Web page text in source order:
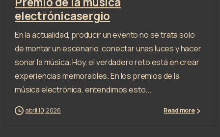
electrónicasergio
En la actualidad, producir un evento no se trata solo
de montar un escenario, conectar unas luces y hacer
sonar la música. Hoy, el verdadero reto está en crear
experiencias memorables. En los premios de la
música electrónica, entendimos esto...
abril 10, 2026 Read more